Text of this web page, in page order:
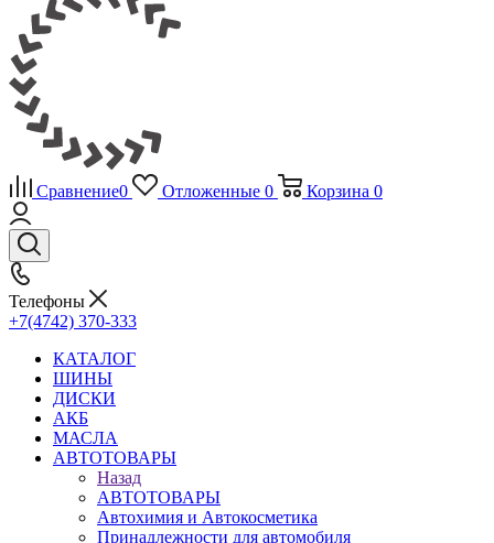
Сравнение0 Отложенные 0 Корзина 0
Телефоны
+7(4742) 370-333
КАТАЛОГ
ШИНЫ
ДИСКИ
АКБ
МАСЛА
АВТОТОВАРЫ
Назад
АВТОТОВАРЫ
Автохимия и Автокосметика
Принадлежности для автомобиля